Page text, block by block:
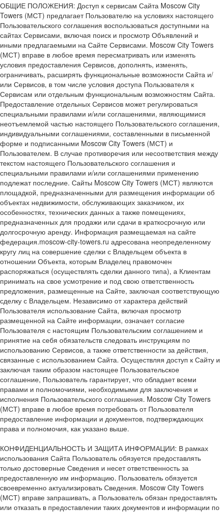
ОБЩИЕ ПОЛОЖЕНИЯ: Доступ к сервисам Сайта Moscow City
Towers (МСТ) предлагает Пользователю на условиях настоящего
Пользовательского соглашения воспользоваться доступными на
сайтах Сервисами, включая поиск и просмотр Объявлений и
иными предлагаемыми на Сайте Сервисами. Moscow City Towers
(МСТ) вправе в любое время пересматривать или изменять
условия предоставления Сервисов, дополнять, изменять,
ограничивать, расширять функциональные возможности Сайта и/
или Сервисов, в том числе условия доступа Пользователя к
Сервисам или отдельным функциональным возможностям Сайта.
Предоставление отдельных Сервисов может регулироваться
специальными правилами и/или соглашениями, являющимися
неотъемлемой частью настоящего Пользовательского соглашения,
индивидуальными соглашениями, составленными в письменной
форме и подписанными Moscow City Towers (МСТ) и
Пользователем. В случае противоречия или несоответствия между
текстом настоящего Пользовательского соглашения и
специальными правилами и/или соглашениями применению
подлежат последние. Сайты Moscow City Towers (МСТ) являются
площадкой, предназначенными для размещения информации об
объектах недвижимости, обслуживающих заказчиком, их
особенностях, технических данных а также помещениях,
предназначенных для продажи или сдачи в краткосрочную или
долгосрочную аренду. Информация размещаемая на сайте
федерация.moscow-city-towers.ru адресована неопределенному
кругу лиц на совершение сделки с Владельцем объекта в
отношении Объекта, которым Владелец правомочен
распоряжаться (осуществлять сделки данного типа), а Клиентам
принимать на свое усмотрение и под свою ответственность
предложения, размещенные на Сайте, заключая соответствующую
сделку с Владельцем. Независимо от характера действий
Пользователя использование Сайта, включая просмотр
размещенной на Сайте информации, означает согласие
Пользователя с настоящим Пользовательским соглашением и
принятие на себя обязательств следовать инструкциям по
использованию Сервисов, а также ответственности за действия,
связанные с использованием Сайта. Осуществляя доступ к Сайту и
заключая таким образом настоящее Пользовательское
соглашение, Пользователь гарантирует, что обладает всеми
правами и полномочиями, необходимыми для заключения и
исполнения Пользовательского соглашения. Moscow City Towers
(МСТ) вправе в любое время потребовать от Пользователя
предоставление информации и документов, подтверждающих
права и полномочия, как указано выше.
КОНФИДЕНЦИАЛЬНОСТЬ И ЗАЩИТА ИНФОРМАЦИИ: В рамках
использования Сайта Пользователь обязуется предоставлять
только достоверные Сведения и несет ответственность за
предоставленную им информацию. Пользователь обязуется
своевременно актуализировать Сведения. Moscow City Towers
(МСТ) вправе запрашивать, а Пользователь обязан предоставлять
или отказать в предоставлении таких документов и информации по